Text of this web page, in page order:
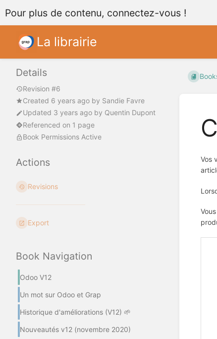
Pour plus de contenu, connectez-vous !
La librairie
Details
Revision #6
Created 6 years ago by Sandie Favre
Updated 3 years ago by Quentin Dupont
Referenced on 1 page
Book Permissions Active
Actions
Revisions
Export
Book Navigation
Odoo V12
Un mot sur Odoo et Grap
Historique d'améliorations (V12) 🌱
Nouveautés v12 (novembre 2020)
Vos